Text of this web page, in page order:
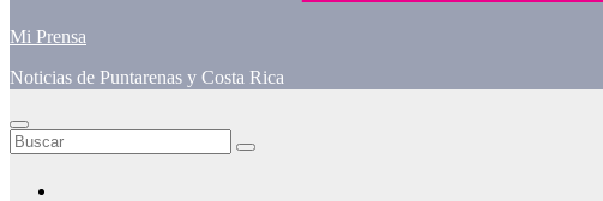
Mi Prensa
Noticias de Puntarenas y Costa Rica